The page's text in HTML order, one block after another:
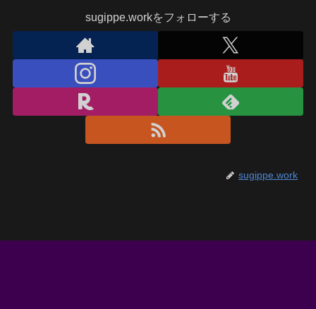
sugippe.workをフォローする
sugippe.work